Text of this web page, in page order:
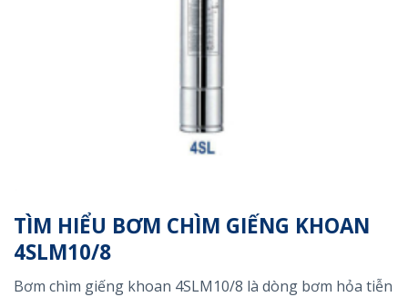
TÌM HIỂU BƠM CHÌM GIẾNG KHOAN
4SLM10/8
Bơm chìm giếng khoan 4SLM10/8 là dòng bơm hỏa tiễn